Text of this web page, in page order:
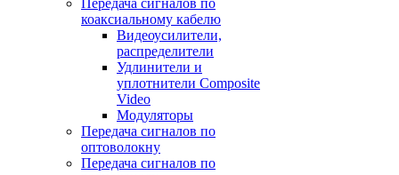
Передача сигналов по
коаксиальному кабелю
Видеоусилители,
распределители
Удлинители и
уплотнители Сomposite
Video
Модуляторы
Передача сигналов по
оптоволокну
Передача сигналов по